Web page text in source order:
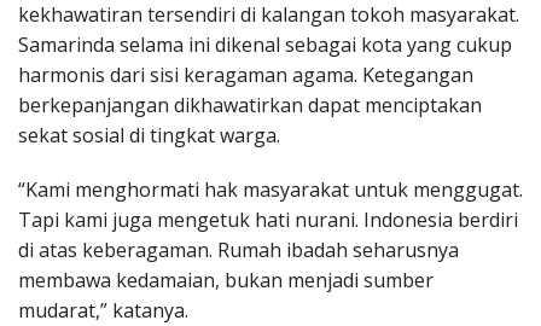
kekhawatiran tersendiri di kalangan tokoh masyarakat.
Samarinda selama ini dikenal sebagai kota yang cukup
harmonis dari sisi keragaman agama. Ketegangan
berkepanjangan dikhawatirkan dapat menciptakan
sekat sosial di tingkat warga.
“Kami menghormati hak masyarakat untuk menggugat.
Tapi kami juga mengetuk hati nurani. Indonesia berdiri
di atas keberagaman. Rumah ibadah seharusnya
membawa kedamaian, bukan menjadi sumber
mudarat,” katanya.